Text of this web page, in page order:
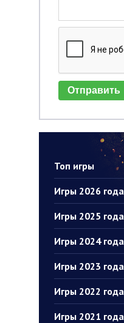
Топ игры
Игры 2026 года
Игры 2025 года
Игры 2024 года
Игры 2023 года
Игры 2022 года
Игры 2021 года
Отправить